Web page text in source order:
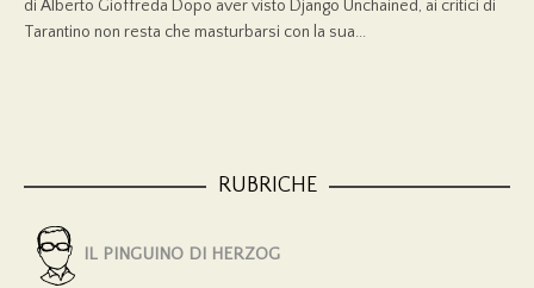
di Alberto Gioffreda Dopo aver visto Django Unchained, ai critici di
Tarantino non resta che masturbarsi con la sua...
RUBRICHE
IL PINGUINO DI HERZOG